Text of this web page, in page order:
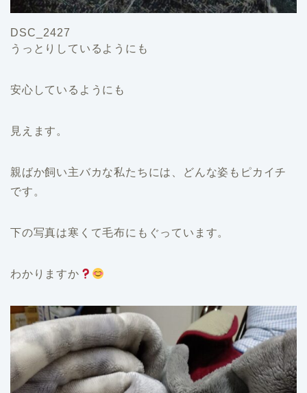
DSC_2427
うっとりしているようにも
安心しているようにも
見えます。
親ばか飼い主バカな私たちには、どんな姿もピカイチ
です。
下の写真は寒くて毛布にもぐっています。
わかりますか